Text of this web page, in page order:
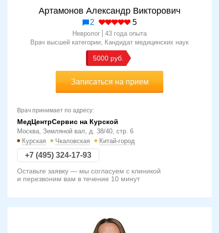
Артамонов Александр Викторович
2 5
Невролог
43 года опыта
Врач высшей категории
Кандидат медицинских наук
5000
Записаться на прием
Врач принимает по адресу:
МедЦентрСервис на Курской
Москва, Земляной вал, д. 38/40, стр. 6
Курская
Чкаловская Китай-город
+7 (495) 324-17-93
Оставьте заявку — мы согласуем с клиникой
и перезвоним вам в течение 10 минут